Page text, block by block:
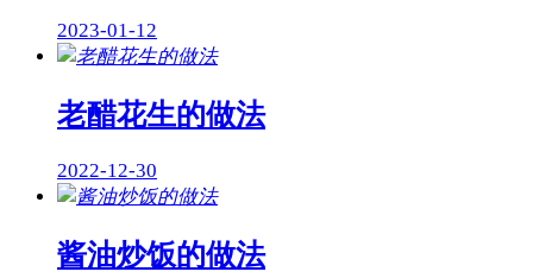
2023-01-12
老醋花生的做法
2022-12-30
酱油炒饭的做法